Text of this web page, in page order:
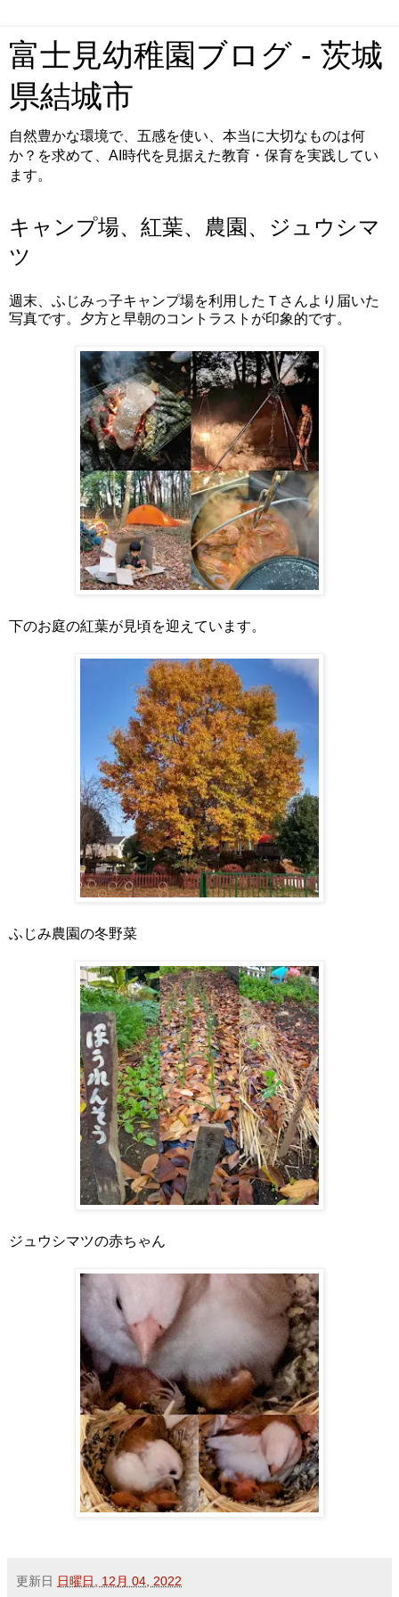
富士見幼稚園ブログ - 茨城
県結城市
自然豊かな環境で、五感を使い、本当に大切なものは何
か？を求めて、AI時代を見据えた教育・保育を実践してい
ます。
キャンプ場、紅葉、農園、ジュウシマ
ツ
週末、ふじみっ子キャンプ場を利用したＴさんより届いた
写真です。夕方と早朝のコントラストが印象的です。
下のお庭の紅葉が見頃を迎えています。
ふじみ農園の冬野菜
ジュウシマツの赤ちゃん
更新日 日曜日, 12月 04, 2022